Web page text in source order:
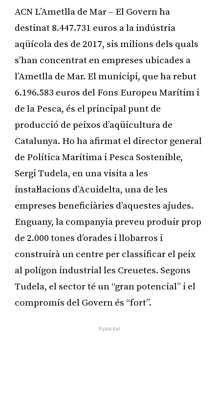
ACN L’Ametlla de Mar – El Govern ha
destinat 8.447.731 euros a la indústria
aqüícola des de 2017, sis milions dels quals
s’han concentrat en empreses ubicades a
l’Ametlla de Mar. El municipi, que ha rebut
6.196.583 euros del Fons Europeu Marítim i
de la Pesca, és el principal punt de
producció de peixos d’aqüicultura de
Catalunya. Ho ha afirmat el director general
de Política Marítima i Pesca Sostenible,
Sergi Tudela, en una visita a les
instal·lacions d’Acuidelta, una de les
empreses beneficiàries d’aquestes ajudes.
Enguany, la companyia preveu produir prop
de 2.000 tones d’orades i llobarros i
construirà un centre per classificar el peix
al polígon industrial les Creuetes. Segons
Tudela, el sector té un “gran potencial” i el
compromís del Govern és “fort”.
Publicitat